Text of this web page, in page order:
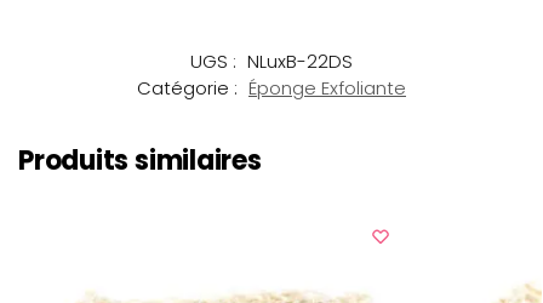
UGS : NLuxB-22DS
Catégorie : Éponge Exfoliante
Produits similaires